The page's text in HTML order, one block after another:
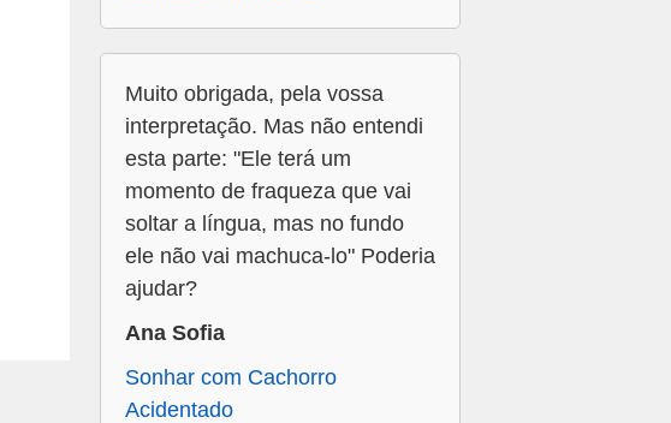
Muito obrigada, pela vossa
interpretação. Mas não entendi
esta parte: "Ele terá um
momento de fraqueza que vai
soltar a língua, mas no fundo
ele não vai machuca-lo" Poderia
ajudar?
Ana Sofia
Sonhar com Cachorro
Acidentado